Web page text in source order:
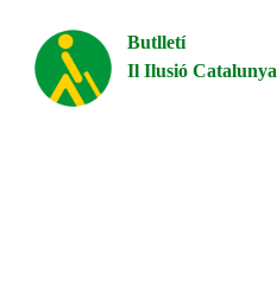
Butlletí
Il Ilusió Catalunya